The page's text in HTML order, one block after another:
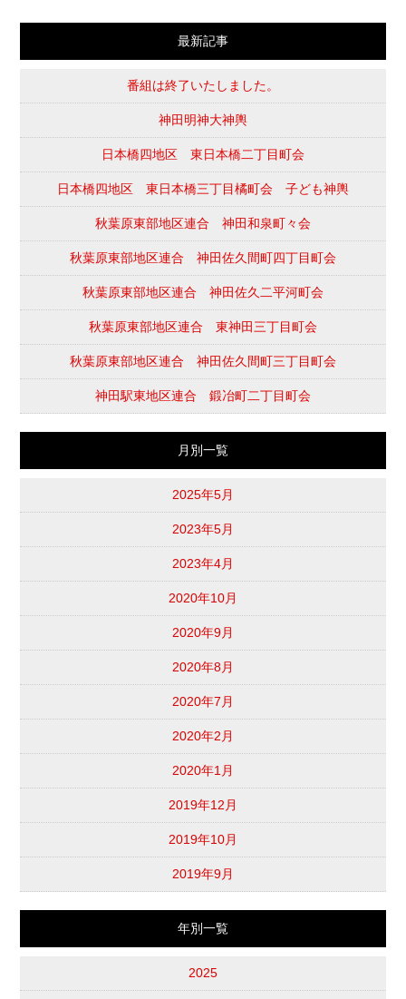
最新記事
番組は終了いたしました。
神田明神大神輿
日本橋四地区 東日本橋二丁目町会
日本橋四地区 東日本橋三丁目橘町会 子ども神輿
秋葉原東部地区連合 神田和泉町々会
秋葉原東部地区連合 神田佐久間町四丁目町会
秋葉原東部地区連合 神田佐久二平河町会
秋葉原東部地区連合 東神田三丁目町会
秋葉原東部地区連合 神田佐久間町三丁目町会
神田駅東地区連合 鍛冶町二丁目町会
月別一覧
2025年5月
2023年5月
2023年4月
2020年10月
2020年9月
2020年8月
2020年7月
2020年2月
2020年1月
2019年12月
2019年10月
2019年9月
年別一覧
2025